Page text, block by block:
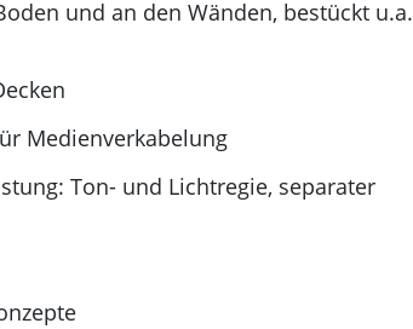
und an den Wänden, bestückt u.a.
Medienverkabelung
Ton- und Lichtregie, separater